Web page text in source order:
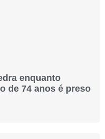
enquanto
de 74 anos é preso